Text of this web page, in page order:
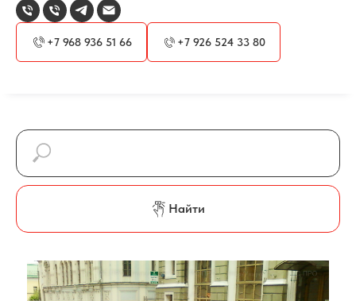
+7 968 936 51 66 +7 926 524 33 80
Найти